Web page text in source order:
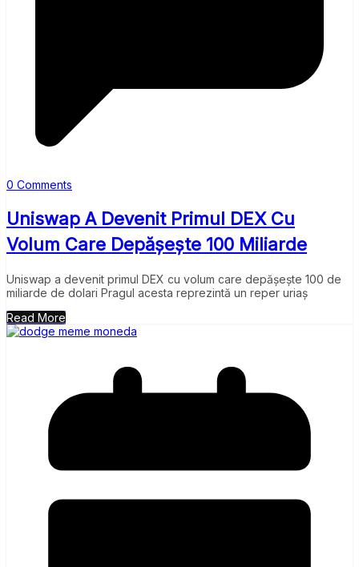
0 Comments
Uniswap A Devenit Primul DEX Cu
Volum Care Depășește 100 Miliarde
Uniswap a devenit primul DEX cu volum care depășește 100 de
miliarde de dolari Pragul acesta reprezintă un reper uriaș
Read More